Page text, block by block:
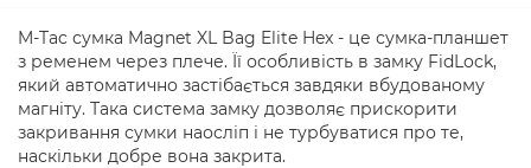
M-Tac сумка Magnet XL Bag Elite Hex - це сумка-планшет
з ременем через плече. Її особливість в замку FidLock,
який автоматично застібається завдяки вбудованому
магніту. Така система замку дозволяє прискорити
закривання сумки наосліп і не турбуватися про те,
наскільки добре вона закрита.